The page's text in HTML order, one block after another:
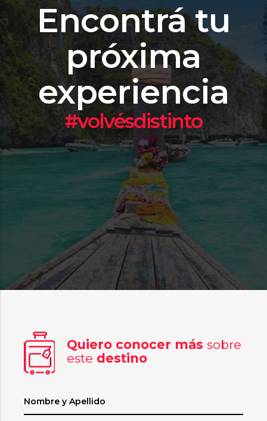
Encontrá tu
próxima
experiencia
#volvésdistinto
Quiero conocer más sobre
este destino